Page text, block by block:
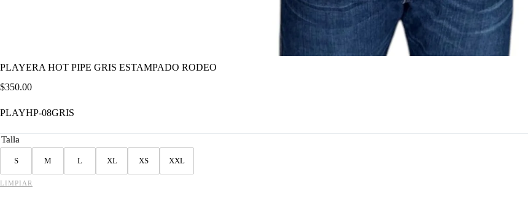
PLAYERA HOT PIPE GRIS ESTAMPADO RODEO
$350.00
PLAYHP-08GRIS
Talla
S M L XL XS XXL
LIMPIAR